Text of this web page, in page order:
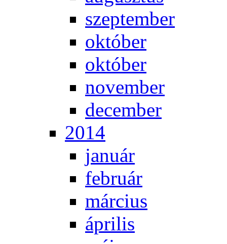
szep­tem­ber
ok­tó­ber
ok­tó­ber
no­vem­ber
de­cem­ber
2014
ja­nu­ár
feb­ru­ár
már­ci­us
áp­ri­lis